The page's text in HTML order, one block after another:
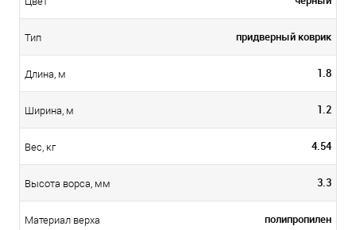
Тип придверный коврик
Длина, м 1.8
Ширина, м 1.2
Вес, кг 4.54
Высота ворса, мм 3.3
Материал верха полипропилен